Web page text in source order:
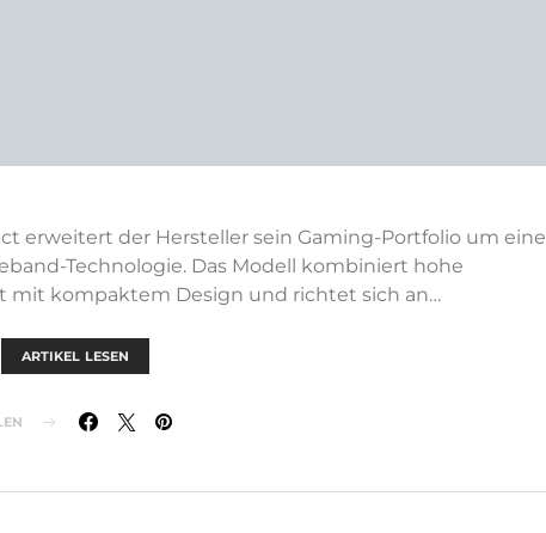
erweitert der Hersteller sein Gaming-Portfolio um eine
Technologie. Das Modell kombiniert hohe
mit kompaktem Design und richtet sich an…
ARTIKEL LESEN